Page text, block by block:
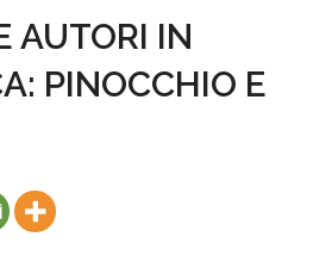
AUTORI IN
PINOCCHIO E